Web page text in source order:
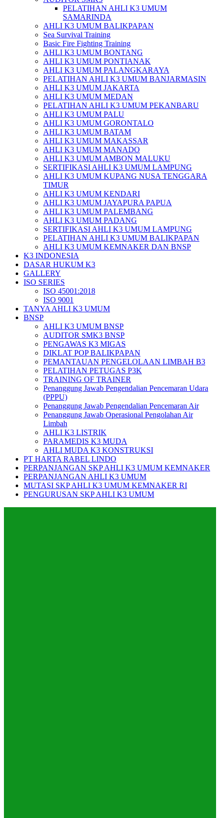
PELATIHAN AHLI K3 UMUM
SAMARINDA
AHLI K3 UMUM BALIKPAPAN
Sea Survival Training
Basic Fire Fighting Training
AHLI K3 UMUM BONTANG
AHLI K3 UMUM PONTIANAK
AHLI K3 UMUM PALANGKARAYA
PELATIHAN AHLI K3 UMUM BANJARMASIN
AHLI K3 UMUM JAKARTA
AHLI K3 UMUM MEDAN
PELATIHAN AHLI K3 UMUM PEKANBARU
AHLI K3 UMUM PALU
AHLI K3 UMUM GORONTALO
AHLI K3 UMUM BATAM
AHLI K3 UMUM MAKASSAR
AHLI K3 UMUM MANADO
AHLI K3 UMUM AMBON MALUKU
SERTIFIKASI AHLI K3 UMUM LAMPUNG
AHLI K3 UMUM KUPANG NUSA TENGGARA
TIMUR
AHLI K3 UMUM KENDARI
AHLI K3 UMUM JAYAPURA PAPUA
AHLI K3 UMUM PALEMBANG
AHLI K3 UMUM PADANG
SERTIFIKASI AHLI K3 UMUM LAMPUNG
PELATIHAN AHLI K3 UMUM BALIKPAPAN
AHLI K3 UMUM KEMNAKER DAN BNSP
K3 INDONESIA
DASAR HUKUM K3
GALLERY
ISO SERIES
ISO 45001:2018
ISO 9001
TANYA AHLI K3 UMUM
BNSP
AHLI K3 UMUM BNSP
AUDITOR SMK3 BNSP
PENGAWAS K3 MIGAS
DIKLAT POP BALIKPAPAN
PEMANTAUAN PENGELOLAAN LIMBAH B3
PELATIHAN PETUGAS P3K
TRAINING OF TRAINER
Penanggung Jawab Pengendalian Pencemaran Udara
(PPPU)
Penanggung Jawab Pengendalian Pencemaran Air
Penanggung Jawab Operasional Pengolahan Air
Limbah
AHLI K3 LISTRIK
PARAMEDIS K3 MUDA
AHLI MUDA K3 KONSTRUKSI
PT HARTA RABEL LINDO
PERPANJANGAN SKP AHLI K3 UMUM KEMNAKER
PERPANJANGAN AHLI K3 UMUM
MUTASI SKP AHLI K3 UMUM KEMNAKER RI
PENGURUSAN SKP AHLI K3 UMUM